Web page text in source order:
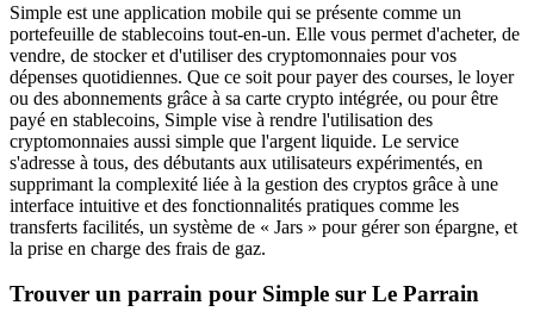
Simple est une application mobile qui se présente comme un
portefeuille de stablecoins tout-en-un. Elle vous permet d'acheter, de
vendre, de stocker et d'utiliser des cryptomonnaies pour vos
dépenses quotidiennes. Que ce soit pour payer des courses, le loyer
ou des abonnements grâce à sa carte crypto intégrée, ou pour être
payé en stablecoins, Simple vise à rendre l'utilisation des
cryptomonnaies aussi simple que l'argent liquide. Le service
s'adresse à tous, des débutants aux utilisateurs expérimentés, en
supprimant la complexité liée à la gestion des cryptos grâce à une
interface intuitive et des fonctionnalités pratiques comme les
transferts facilités, un système de « Jars » pour gérer son épargne, et
la prise en charge des frais de gaz.
Trouver un parrain pour Simple sur Le Parrain